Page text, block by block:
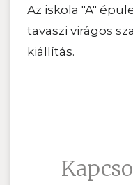
Az iskola "A"
tavaszi virágos
kiállítás.